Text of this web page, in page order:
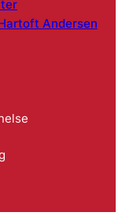
Andersen